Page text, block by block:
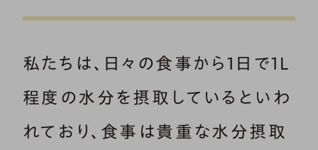
私たちは、日々の食事から1日で1L
程度の水分を摂取しているといわ
れており、食事は貴重な水分摂取